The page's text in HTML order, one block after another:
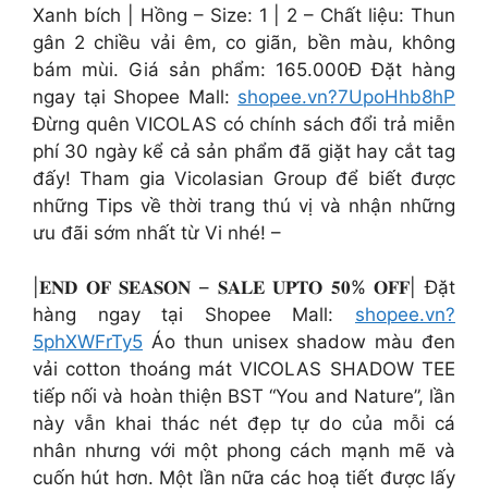
Xanh bích | Hồng – Size: 1 | 2 – Chất liệu: Thun
gân 2 chiều vải êm, co giãn, bền màu, không
bám mùi. Giá sản phẩm: 165.000Đ Đặt hàng
ngay tại Shopee Mall: shopee.vn?7UpoHhb8hP
Đừng quên VICOLAS có chính sách đổi trả miễn
phí 30 ngày kể cả sản phẩm đã giặt hay cắt tag
đấy! Tham gia Vicolasian Group để biết được
những Tips về thời trang thú vị và nhận những
ưu đãi sớm nhất từ Vi nhé! –
|𝐄𝐍𝐃 𝐎𝐅 𝐒𝐄𝐀𝐒𝐎𝐍 – 𝐒𝐀𝐋𝐄 𝐔𝐏𝐓𝐎 𝟓𝟎% 𝐎𝐅𝐅| Đặt
hàng ngay tại Shopee Mall: shopee.vn?
5phXWFrTy5 Áo thun unisex shadow màu đen
vải cotton thoáng mát VICOLAS SHADOW TEE
tiếp nối và hoàn thiện BST “You and Nature”, lần
này vẫn khai thác nét đẹp tự do của mỗi cá
nhân nhưng với một phong cách mạnh mẽ và
cuốn hút hơn. Một lần nữa các hoạ tiết được lấy